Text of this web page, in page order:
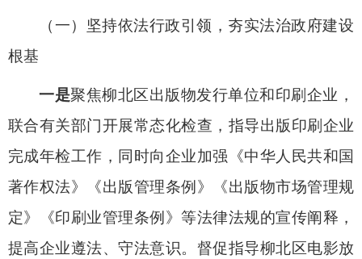
（一）坚持依法行政引领，夯实法治政府建设
根基
一是聚焦柳北区出版物发行单位和印刷企业，
联合有关部门开展常态化检查，指导出版印刷企业
完成年检工作，同时向企业加强《中华人民共和国
著作权法》《出版管理条例》《出版物市场管理规
定》《印刷业管理条例》等法律法规的宣传阐释，
提高企业遵法、守法意识。督促指导柳北区电影放